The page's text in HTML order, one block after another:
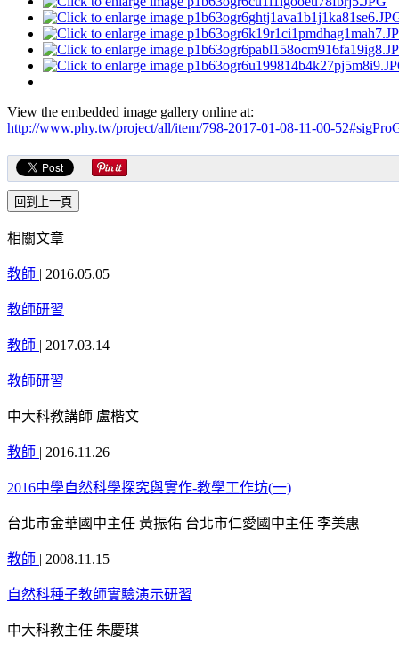
View the embedded image gallery online at:
http://www.phy.tw/project/all/item/798-2017-01-08-11-00-
相關文章
教師 | 2016.05.05
教師研習
教師 | 2017.03.14
教師研習
中大科教講師 盧楷文
教師 | 2016.11.26
2016中學自然科學探究與實作-教學工作坊(一)
台北市金華國中主任 黃振佑 台北市仁愛國中主任 李美惠
教師 | 2008.11.15
自然科種子教師實驗演示研習
中大科教主任 朱慶琪